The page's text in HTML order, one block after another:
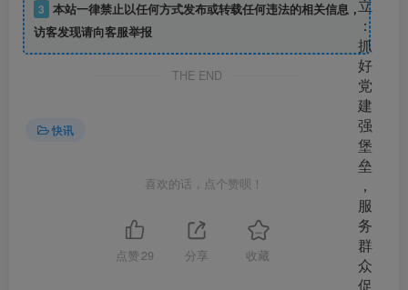
3 本站一律禁止以任何方式发布或转载任何违法的相关信息，
访客发现请向客服举报
THE END
快讯
喜欢的话，点个赞呗！
点赞 29 分享 收藏